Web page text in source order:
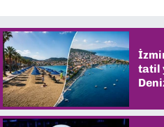
tatil